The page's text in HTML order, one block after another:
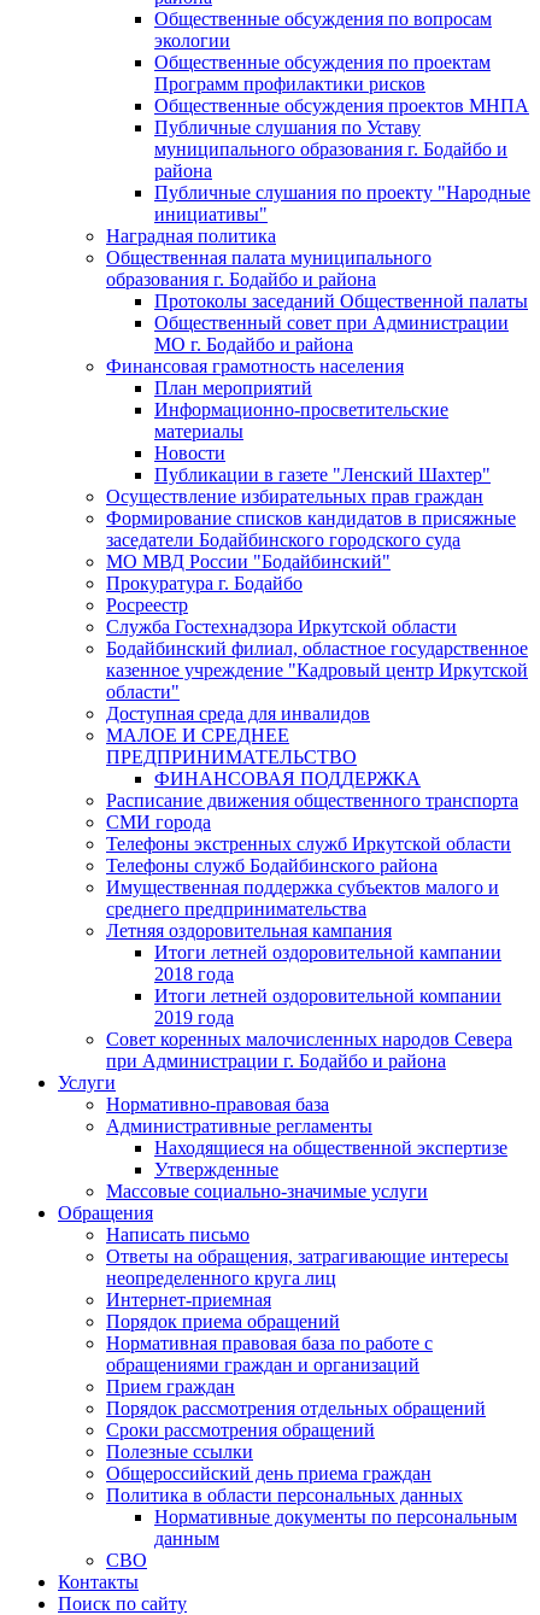
Общественные обсуждения по вопросам
экологии
Общественные обсуждения по проектам
Программ профилактики рисков
Общественные обсуждения проектов МНПА
Публичные слушания по Уставу
муниципального образования г. Бодайбо и
района
Публичные слушания по проекту "Народные
инициативы"
Наградная политика
Общественная палата муниципального
образования г. Бодайбо и района
Протоколы заседаний Общественной палаты
Общественный совет при Администрации
МО г. Бодайбо и района
Финансовая грамотность населения
План мероприятий
Информационно-просветительские
материалы
Новости
Публикации в газете "Ленский Шахтер"
Осуществление избирательных прав граждан
Формирование списков кандидатов в присяжные
заседатели Бодайбинского городского суда
МО МВД России "Бодайбинский"
Прокуратура г. Бодайбо
Росреестр
Служба Гостехнадзора Иркутской области
Бодайбинский филиал, областное государственное
казенное учреждение "Кадровый центр Иркутской
области"
Доступная среда для инвалидов
МАЛОЕ И СРЕДНЕЕ
ПРЕДПРИНИМАТЕЛЬСТВО
ФИНАНСОВАЯ ПОДДЕРЖКА
Расписание движения общественного транспорта
СМИ города
Телефоны экстренных служб Иркутской области
Телефоны служб Бодайбинского района
Имущественная поддержка субъектов малого и
среднего предпринимательства
Летняя оздоровительная кампания
Итоги летней оздоровительной кампании
2018 года
Итоги летней оздоровительной компании
2019 года
Совет коренных малочисленных народов Севера
при Администрации г. Бодайбо и района
Услуги
Нормативно-правовая база
Административные регламенты
Находящиеся на общественной экспертизе
Утвержденные
Массовые социально-значимые услуги
Обращения
Написать письмо
Ответы на обращения, затрагивающие интересы
неопределенного круга лиц
Интернет-приемная
Порядок приема обращений
Нормативная правовая база по работе с
обращениями граждан и организаций
Прием граждан
Порядок рассмотрения отдельных обращений
Сроки рассмотрения обращений
Полезные ссылки
Общероссийский день приема граждан
Политика в области персональных данных
Нормативные документы по персональным
данным
СВО
Контакты
Поиск по сайту